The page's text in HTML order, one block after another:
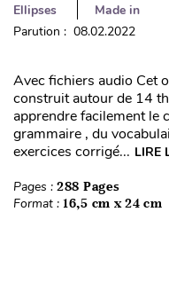
Ellipses
Made in
Parution : 08.02.2022
Avec fichiers audio Cet
construit autour de 14
apprendre facilement le
grammaire , du
exercices corrigé... LIRE
Pages : 288 Pages
Format : 16,5 cm x 24 cm